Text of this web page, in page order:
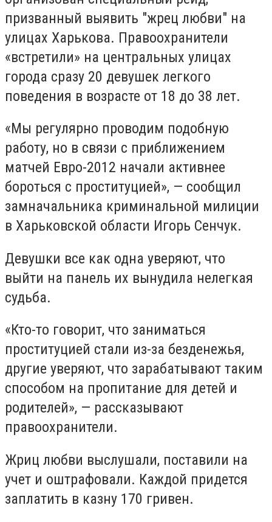
призванный выявить "жрец любви" на
улицах Харькова. Правоохранители
«встретили» на центральных улицах
города сразу 20 девушек легкого
поведения в возрасте от 18 до 38 лет.
«Мы регулярно проводим подобную
работу, но в связи с приближением
матчей Евро-2012 начали активнее
бороться с проституцией», — сообщил
замначальника криминальной милиции
в Харьковской области Игорь Сенчук.
Девушки все как одна уверяют, что
выйти на панель их вынудила нелегкая
судьба.
«Кто-то говорит, что заниматься
проституцией стали из-за безденежья,
другие уверяют, что зарабатывают таким
способом на пропитание для детей и
родителей», — рассказывают
правоохранители.
Жриц любви выслушали, поставили на
учет и оштрафовали. Каждой придется
заплатить в казну 170 гривен.